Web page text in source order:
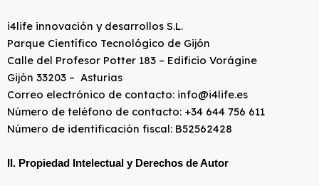
i4life innovación y desarrollos S.L.
Parque Científico Tecnológico de Gijón
Calle del Profesor Potter 183 – Edificio Vorágine
Gijón 33203 – Asturias
Correo electrónico de contacto: info@i4life.es
Número de teléfono de contacto: +34 644 756 611
Número de identificación fiscal: B52562428
II. Propiedad Intelectual y Derechos de Autor